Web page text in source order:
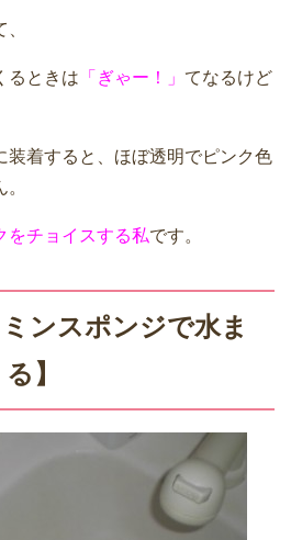
るときは 「ぎゃー！」 てなるけど
装着すると、ほぼ透明でピンク色
をチョイスする私です。
ミンスポンジで水ま
】